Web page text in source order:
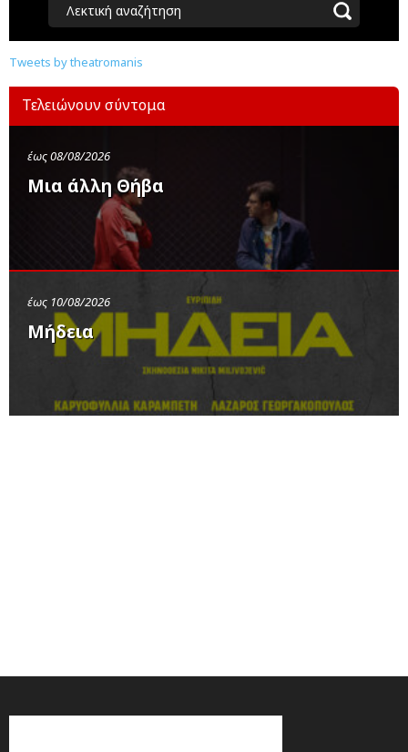
Λεκτική αναζήτηση
Tweets by theatromanis
Τελειώνουν σύντομα
έως 08/08/2026
Μια άλλη Θήβα
έως 10/08/2026
Μήδεια